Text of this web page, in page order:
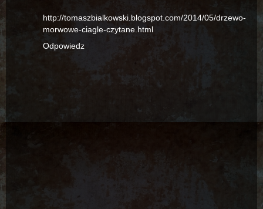
http://tomaszbialkowski.blogspot.com/2014/05/drzewo-
morwowe-ciagle-czytane.html
Odpowiedz